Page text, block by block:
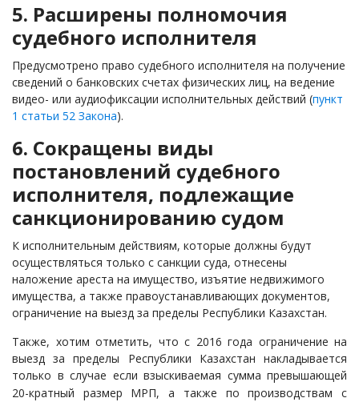
5. Расширены полномочия
судебного исполнителя
Предусмотрено право судебного исполнителя на получение
сведений о банковских счетах физических лиц, на ведение
видео- или аудиофиксации исполнительных действий (пункт
1 статьи 52 Закона).
6. Сокращены виды
постановлений судебного
исполнителя, подлежащие
санкционированию судом
К исполнительным действиям, которые должны будут
осуществляться только с санкции суда, отнесены
наложение ареста на имущество, изъятие недвижимого
имущества, а также правоустанавливающих документов,
ограничение на выезд за пределы Республики Казахстан.
Также, хотим отметить, что с 2016 года ограничение на
выезд за пределы Республики Казахстан накладывается
только в случае если взыскиваемая сумма превышающей
20-кратный размер МРП, а также по производствам с